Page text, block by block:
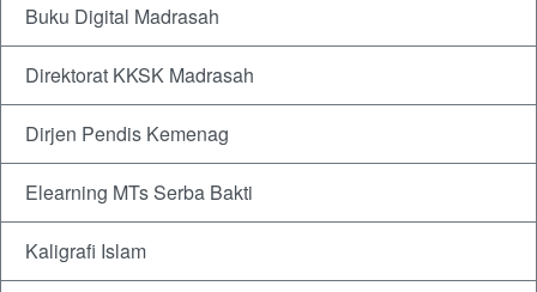
Buku Digital Madrasah
Direktorat KKSK Madrasah
Dirjen Pendis Kemenag
Elearning MTs Serba Bakti
Kaligrafi Islam